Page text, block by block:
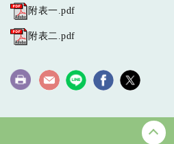
附表一.pdf
附表二.pdf